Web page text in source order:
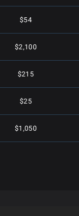
$54
$2,100
$215
$25
$1,050